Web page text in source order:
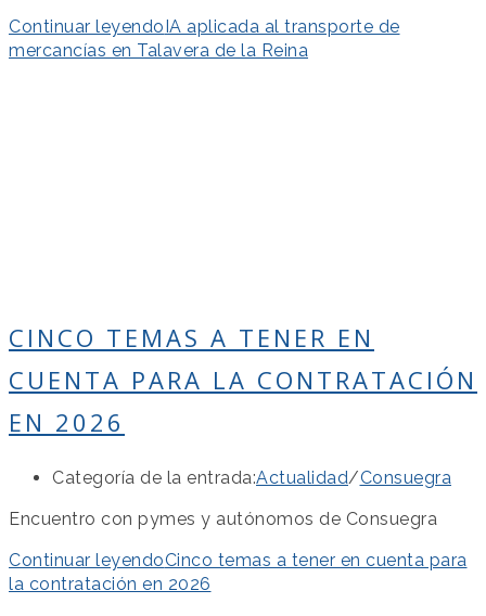
Continuar leyendoIA aplicada al transporte de
mercancías en Talavera de la Reina
CINCO TEMAS A TENER EN
CUENTA PARA LA CONTRATACIÓN
EN 2026
Categoría de la entrada:Actualidad/Consuegra
Encuentro con pymes y autónomos de Consuegra
Continuar leyendoCinco temas a tener en cuenta para
la contratación en 2026